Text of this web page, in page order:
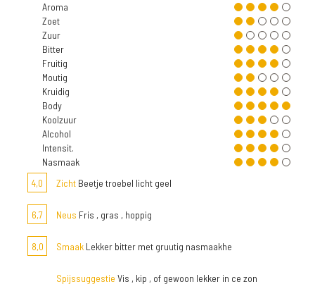
Aroma
Zoet
Zuur
Bitter
Fruitig
Moutig
Kruidig
Body
Koolzuur
Alcohol
Intensit.
Nasmaak
4,0
Zicht Beetje troebel licht geel
6,7 Neus Fris , gras , hoppig
8,0 Smaak Lekker bitter met gruutig nasmaakhe
Spijssuggestie Vis , kip , of gewoon lekker in ce zon